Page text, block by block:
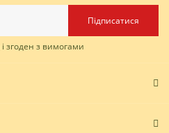
Підписатися
і згоден з вимогами